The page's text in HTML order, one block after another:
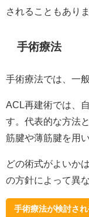
されることもあり
手術療法
手術療法では、一
ACL再建術では、
す。代表的な方法
筋腱や薄筋腱を用
どの術式がよいか
の方針によって異
手術療法が検討さ